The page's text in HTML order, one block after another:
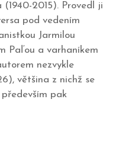
2015). Provedl ji
pod vedením
Jarmilou
Paľou a varhaníkem
nezvykle
většina z nichž se
pak